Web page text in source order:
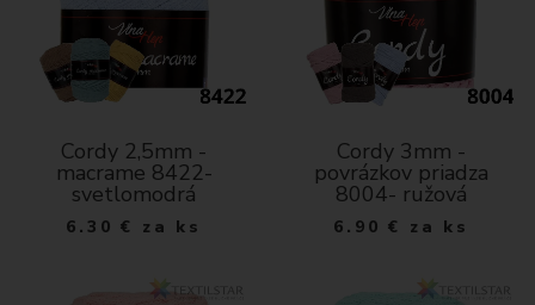
Cordy 2,5mm -
macrame 8422-
svetlomodrá
6.30 € za ks
Cordy 3mm -
povrázkov priadza
8004- ružová
6.90 € za ks